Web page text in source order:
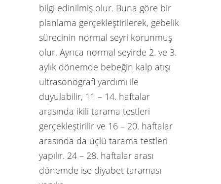
bilgi edinilmiş olur. Buna göre bir
planlama gerçekleştirilerek, gebelik
sürecinin normal seyri korunmuş
olur. Ayrıca normal seyirde 2. ve 3.
aylık dönemde bebeğin kalp atışı
ultrasonografi yardımı ile
duyulabilir, 11 – 14. haftalar
arasında ikili tarama testleri
gerçekleştirilir ve 16 – 20. haftalar
arasında da üçlü tarama testleri
yapılır. 24 – 28. haftalar arası
dönemde ise diyabet taraması